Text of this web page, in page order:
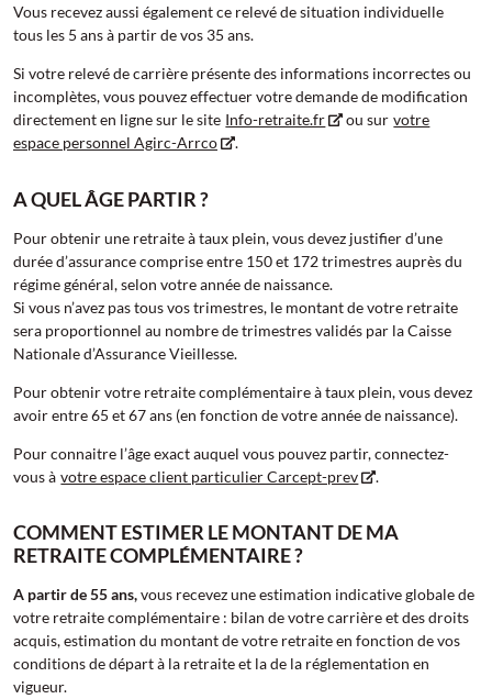
Vous recevez aussi également ce relevé de situation individuelle
tous les 5 ans à partir de vos 35 ans.
Si votre relevé de carrière présente des informations incorrectes ou
incomplètes, vous pouvez effectuer votre demande de modification
directement en ligne sur le site Info-retraite.fr ou sur votre
espace personnel Agirc-Arrco
.
A QUEL ÂGE PARTIR ?
Pour obtenir une retraite à taux plein, vous devez justifier d’une
durée d’assurance comprise entre 150 et 172 trimestres auprès du
régime général, selon votre année de naissance.
Si vous n’avez pas tous vos trimestres, le montant de votre retraite
sera proportionnel au nombre de trimestres validés par la Caisse
Nationale d’Assurance Vieillesse.
Pour obtenir votre retraite complémentaire à taux plein, vous devez
avoir entre 65 et 67 ans (en fonction de votre année de naissance).
Pour connaitre l’âge exact auquel vous pouvez partir, connectez-
vous à votre espace client particulier Carcept-prev .
COMMENT ESTIMER LE MONTANT DE MA
RETRAITE COMPLÉMENTAIRE ?
A partir de 55 ans,vous recevez une estimation indicative globale de
votre retraite complémentaire : bilan de votre carrière et des droits
acquis, estimation du montant de votre retraite en fonction de vos
conditions de départ à la retraite et la de la réglementation en
vigueur.